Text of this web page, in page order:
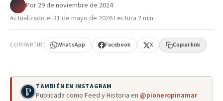
Por·29 de noviembre de 2024·
Actualizado el31 de mayo de 2026·Lectura 2 min
COMPARTIR WhatsApp Facebook X Copiar link
TAMBIÉN EN INSTAGRAM
Publicada como Feed y Historia en @pioneropinamar